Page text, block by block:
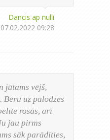
Dancis ap nulli
07.02.2022 09:28
jūtams vējš,
Bēru uz palodzes
rosās, arī
jau pirms
sāk parādīties,